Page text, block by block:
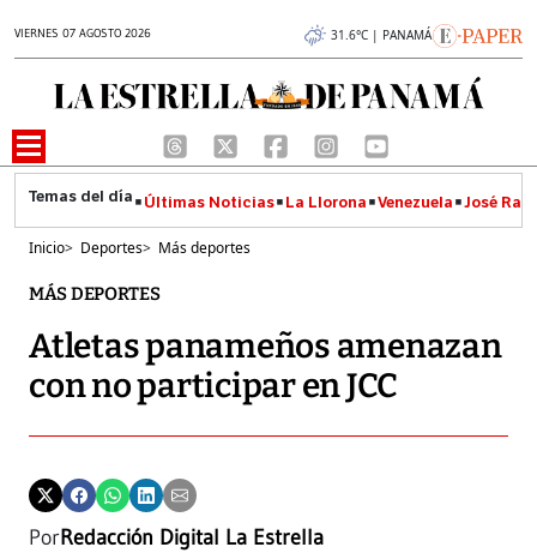
VIERNES 07 AGOSTO 2026 31.6°C | PANAMÁ
Últimas Noticias La Llorona Venezuela José
Inicio> Deportes> Más deportes
MÁS DEPORTES
Atletas panameños amenazan
con no participar en JCC
PorRedacción Digital La Estrella